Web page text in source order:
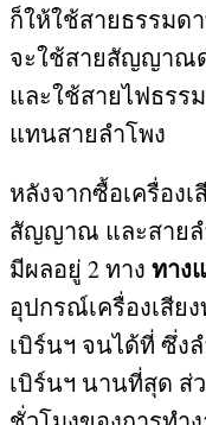
ก็ให้ใช้สายธรรมด
จะใช้สายสัญญาณ
และใช้สายไฟธรร
แทนสายลำโพง
หลังจากซื้อเครื่อง
สัญญาณ และสายล
มีผลอยู่ 2ทาง ทาง
อุปกรณ์เครื่องเสีย
เบิร์นฯ จนได้ที่ ซึ่ง
เบิร์นฯ นานที่สุด ส่